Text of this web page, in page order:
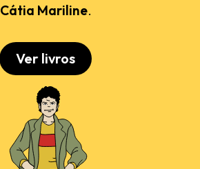
Cátia Mariline.
Ver livros